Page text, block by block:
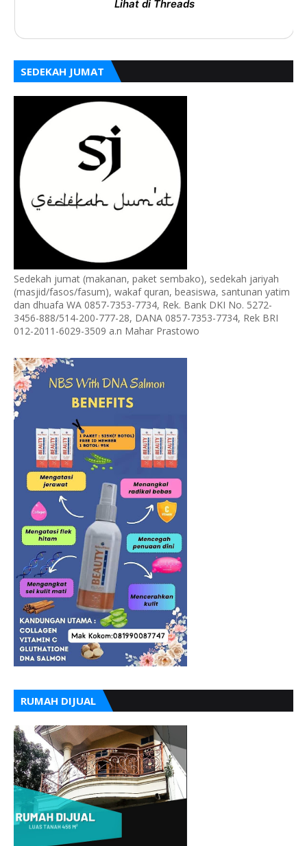
Lihat di Threads
SEDEKAH JUMAT
Sedekah jumat (makanan, paket sembako), sedekah jariyah
(masjid/fasos/fasum), wakaf quran, beasiswa, santunan yatim
dan dhuafa WA 0857-7353-7734, Rek. Bank DKI No. 5272-
3456-888/514-200-777-28, DANA 0857-7353-7734, Rek BRI
012-2011-6029-3509 a.n Mahar Prastowo
RUMAH DIJUAL